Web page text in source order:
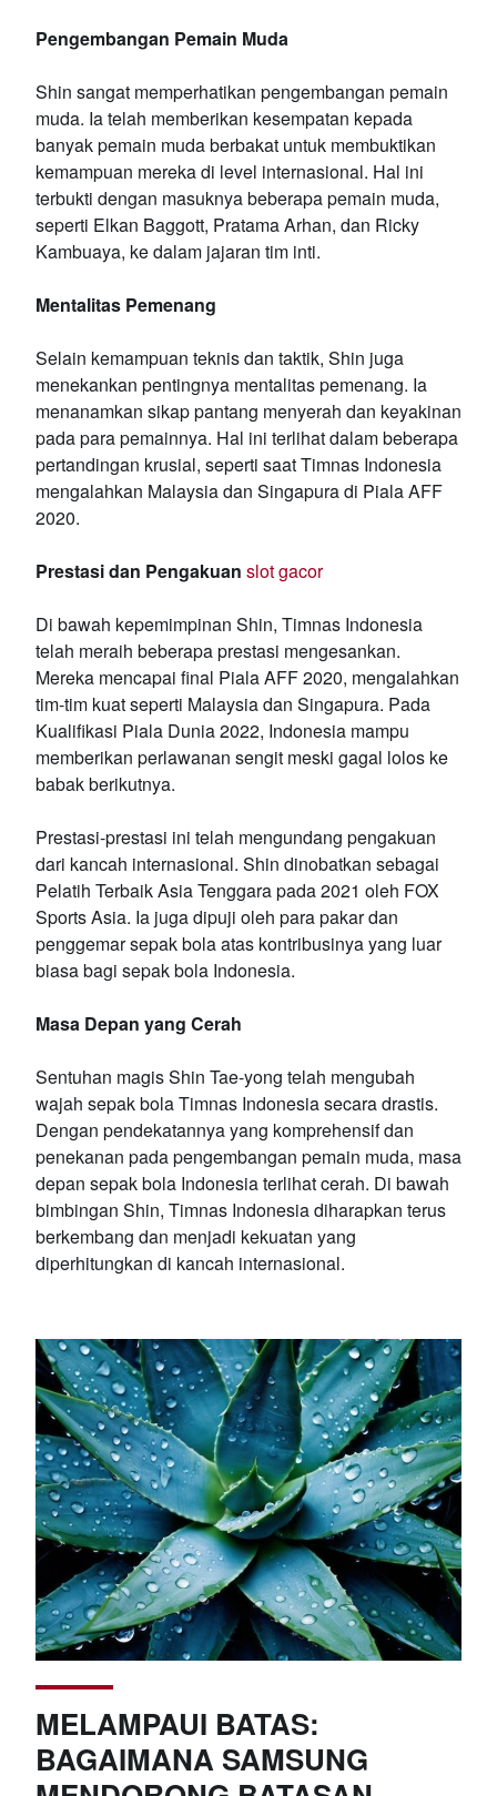
Pengembangan Pemain Muda
Shin sangat memperhatikan pengembangan pemain
muda. Ia telah memberikan kesempatan kepada
banyak pemain muda berbakat untuk membuktikan
kemampuan mereka di level internasional. Hal ini
terbukti dengan masuknya beberapa pemain muda,
seperti Elkan Baggott, Pratama Arhan, dan Ricky
Kambuaya, ke dalam jajaran tim inti.
Mentalitas Pemenang
Selain kemampuan teknis dan taktik, Shin juga
menekankan pentingnya mentalitas pemenang. Ia
menanamkan sikap pantang menyerah dan keyakinan
pada para pemainnya. Hal ini terlihat dalam beberapa
pertandingan krusial, seperti saat Timnas Indonesia
mengalahkan Malaysia dan Singapura di Piala AFF
2020.
Prestasi dan Pengakuan slot gacor
Di bawah kepemimpinan Shin, Timnas Indonesia
telah meraih beberapa prestasi mengesankan.
Mereka mencapai final Piala AFF 2020, mengalahkan
tim-tim kuat seperti Malaysia dan Singapura. Pada
Kualifikasi Piala Dunia 2022, Indonesia mampu
memberikan perlawanan sengit meski gagal lolos ke
babak berikutnya.
Prestasi-prestasi ini telah mengundang pengakuan
dari kancah internasional. Shin dinobatkan sebagai
Pelatih Terbaik Asia Tenggara pada 2021 oleh FOX
Sports Asia. Ia juga dipuji oleh para pakar dan
penggemar sepak bola atas kontribusinya yang luar
biasa bagi sepak bola Indonesia.
Masa Depan yang Cerah
Sentuhan magis Shin Tae-yong telah mengubah
wajah sepak bola Timnas Indonesia secara drastis.
Dengan pendekatannya yang komprehensif dan
penekanan pada pengembangan pemain muda, masa
depan sepak bola Indonesia terlihat cerah. Di bawah
bimbingan Shin, Timnas Indonesia diharapkan terus
berkembang dan menjadi kekuatan yang
diperhitungkan di kancah internasional.
MELAMPAUI BATAS:
BAGAIMANA SAMSUNG